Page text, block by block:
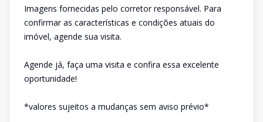
Imagens fornecidas pelo corretor responsável. Para
confirmar as características e condições atuais do
imóvel, agende sua visita.
Agende já, faça uma visita e confira essa excelente
oportunidade!
*valores sujeitos a mudanças sem aviso prévio*